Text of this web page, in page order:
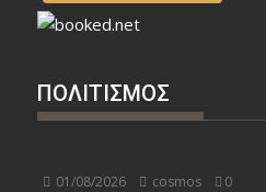
ΠΟΛΙΤΙΣΜΟΣ
01/08/2026 cosmos 0